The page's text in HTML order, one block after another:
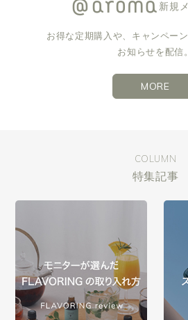
新規
お得な定期購入や、キャンペー
お知らせを配信。
MORE
COLUMN
特集記事